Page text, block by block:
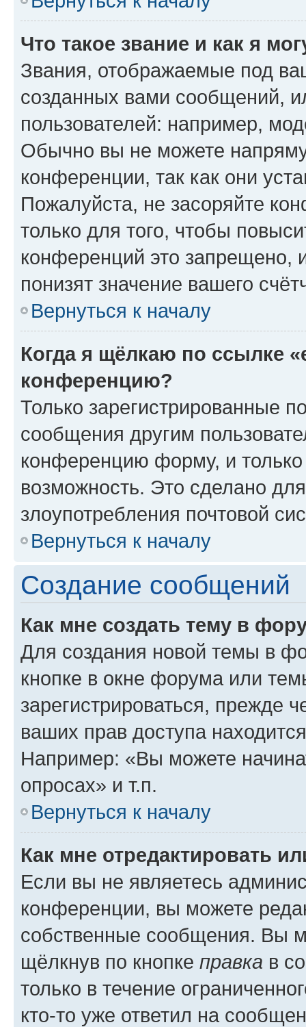
Что такое звание и как я
Звания, отображаемые под
созданных вами сообщений,
пользователей: например,
Обычно вы не можете
конференции, так как они
Пожалуйста, не засоряйте
только для того, чтобы
конференций это запрещено,
понизят значение вашего
Вернуться к началу
Когда я щёлкаю по ссылке
конференцию?
Только зарегистрированные
сообщения другим
конференцию форму, и
возможность. Это сделано
злоупотребления почтовой
Вернуться к началу
Создание сообщений
Как мне создать тему в
Для создания новой темы в
кнопке в окне форума или
зарегистрироваться, прежде
ваших прав доступа
Например: «Вы можете
опросах» и т.п.
Вернуться к началу
Как мне отредактировать
Если вы не являетесь
конференции, вы можете
собственные сообщения. Вы
щёлкнув по кнопке правка в
только в течение
кто-то уже ответил на